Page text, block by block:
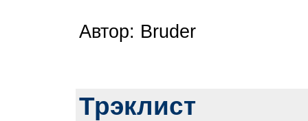
Автор: Bruder
Трэклист